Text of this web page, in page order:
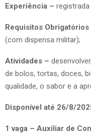
Experiência – registrada
Requisitos Obrigatórios
(com dispensa militar);
Atividades –
de bolos, tortas, doces,
qualidade, o sabor e a
Disponível até 26/8/
1 vaga – Auxiliar de